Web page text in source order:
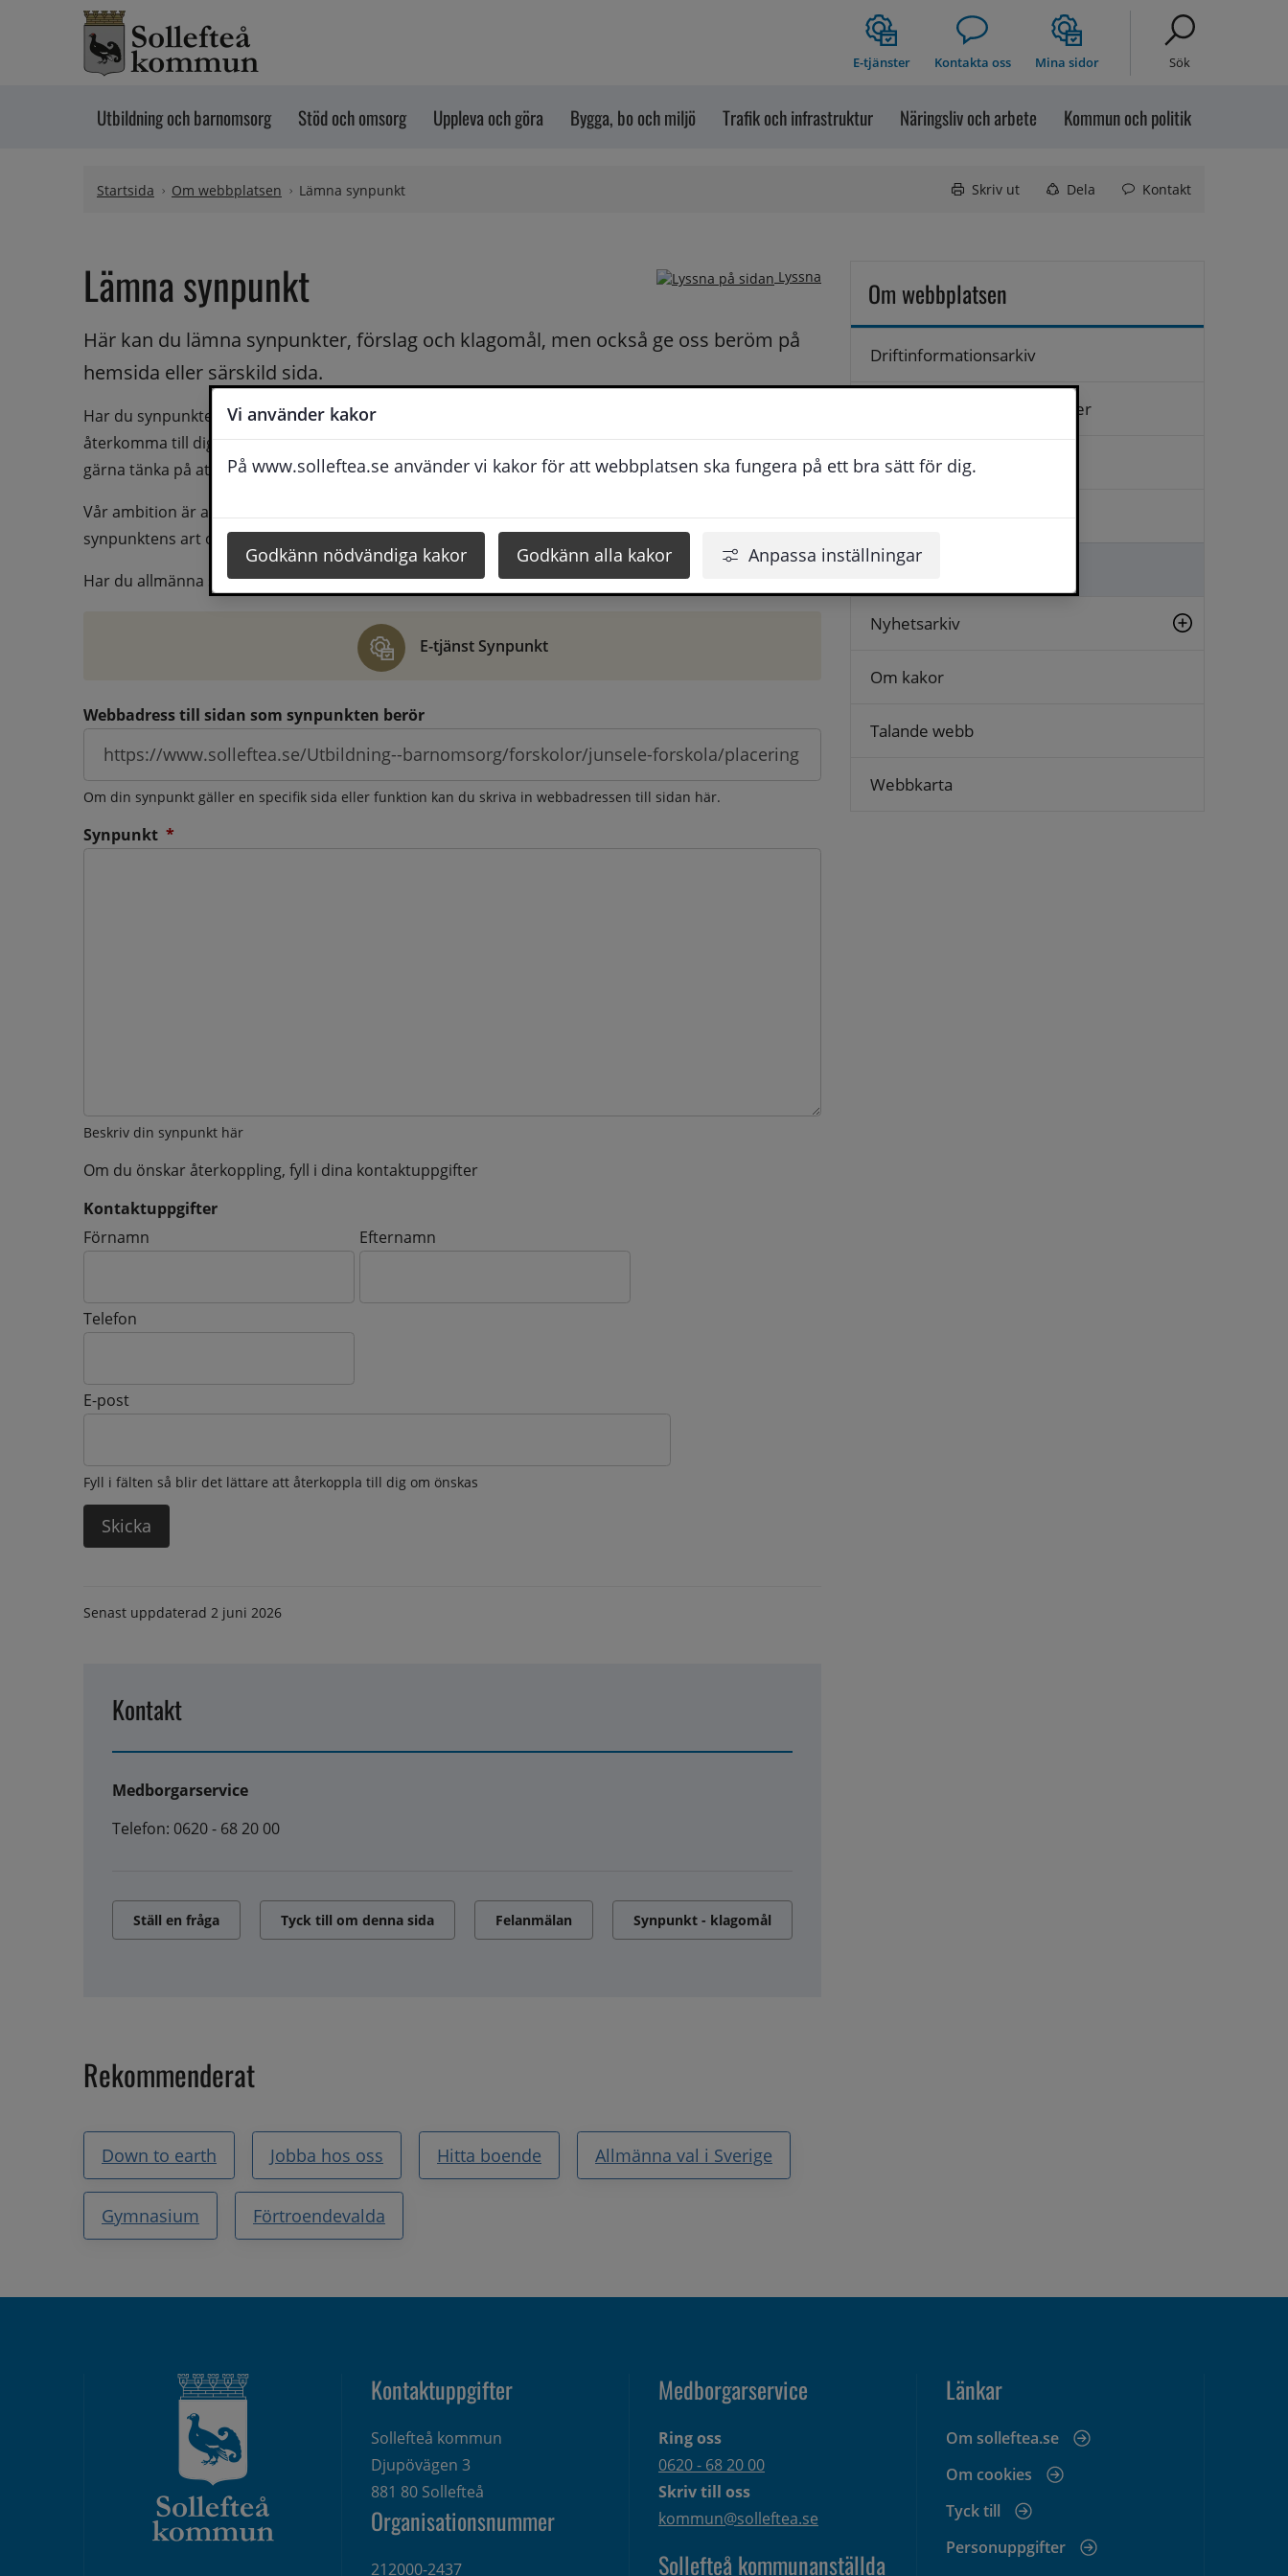
Vi använder kakor
På www.solleftea.se använder vi kakor för att webbplatsen ska fungera på ett bra sätt för dig.
Godkänn nödvändiga kakor Godkänn alla kakor Anpassa inställningar
Hoppa till innehåll
E-tjänster Kontakta oss Mina sidor Sök
Utbildning och barnomsorg Stöd och omsorg Uppleva och göra Bygga, bo och miljö Trafik och infrastruktur Näringsliv och arbete Kommun och politik
Startsida Om webbplatsen Lämna synpunkt Skriv ut Dela Kontakt
Lyssna
Lämna synpunkt
Här kan du lämna synpunkter, förslag och klagomål, men också ge oss beröm på
hemsida eller särskild sida.
Har du synpunkter på webbplatsen kan du skicka in dem via formuläret nedanför. Vill du att vi ska
återkomma till dig behöver du även fylla i dina kontaktuppgifter. När du skriver in din synpunkt får du
gärna tänka på att vara så tydlig som möjligt för att vi ska kunna hjälpa dig bättre.
Vår ambition är att besvara synpunkter så snart som möjligt, men svarstiden beror givetvis på
synpunktens art och omfång.
Har du allmänna synpunkter, klagomål eller beröm gör du det via e-tjänsten Synpunkt
E-tjänst Synpunkt
Webbadress till sidan som synpunkten berör
Om din synpunkt gäller en specifik sida eller funktion kan du skriva in webbadressen till sidan här.
Synpunkt *
Beskriv din synpunkt här
Om du önskar återkoppling, fyll i dina kontaktuppgifter
Kontaktuppgifter
Kontaktuppgifter
Förnamn Efternamn
Telefon
E-post
Fyll i fälten så blir det lättare att återkoppla till dig om önskas
Senast uppdaterad 2 juni 2026
Kontakt
Medborgarservice
Telefon: 0620 - 68 20 00
Ställ en fråga Tyck till om denna sida Felanmälan Synpunkt - klagomål
Rekommenderat
Down to earth Jobba hos oss Hitta boende Allmänna val i Sverige
Gymnasium Förtroendevalda
Om webbplatsen
Driftinformationsarkiv
Hantering av personuppgifter
Kontakta oss
Logga in
Lämna synpunkt
Nyhetsarkiv
Om kakor
Talande webb
Webbkarta
Kontaktuppgifter
Sollefteå kommun
Djupövägen 3
881 80 Sollefteå
Organisationsnummer
212000-2437
Medborgarservice
Ring oss
0620 - 68 20 00
Skriv till oss
kommun@solleftea.se
Sollefteå kommunanställda
Länkar
Om solleftea.se
Om cookies
Tyck till
Personuppgifter